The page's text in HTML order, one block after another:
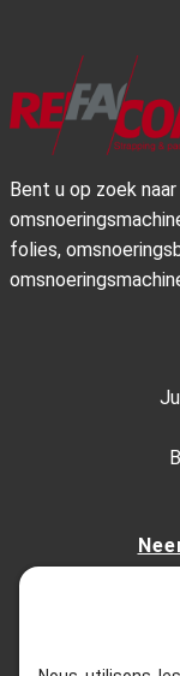
Bent u op zoek
folies,
+32